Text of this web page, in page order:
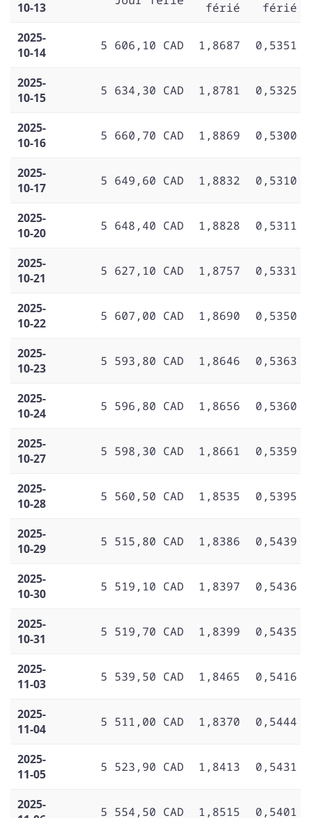
10-13 férié
férié
2025-
10-14
5 606,10 CAD 1,8687 0,5351
2025-
10-15
5 634,30 CAD 1,8781 0,5325
2025-
10-16
5 660,70 CAD 1,8869 0,5300
2025-
10-17
5 649,60 CAD 1,8832 0,5310
2025-
10-20
5 648,40 CAD 1,8828 0,5311
2025-
10-21
5 627,10 CAD 1,8757 0,5331
2025-
10-22
5 607,00 CAD 1,8690 0,5350
2025-
10-23
5 593,80 CAD 1,8646 0,5363
2025-
10-24
5 596,80 CAD 1,8656 0,5360
2025-
10-27
5 598,30 CAD 1,8661 0,5359
2025-
10-28
5 560,50 CAD 1,8535 0,5395
2025-
10-29
5 515,80 CAD 1,8386 0,5439
2025-
10-30
5 519,10 CAD 1,8397 0,5436
2025-
10-31
5 519,70 CAD 1,8399 0,5435
2025-
11-03
5 539,50 CAD 1,8465 0,5416
2025-
11-04
5 511,00 CAD 1,8370 0,5444
2025-
11-05
5 523,90 CAD 1,8413 0,5431
2025-
5 554,50 CAD 1,8515 0,5401